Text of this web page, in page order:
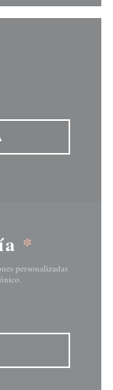
*
personalizadas